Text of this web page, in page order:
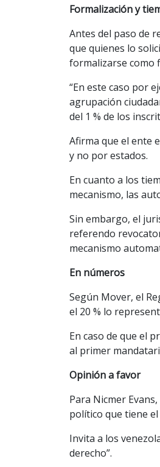
Formalización y
Antes del paso de
que quienes lo
formalizarse como
“En este caso por
agrupación
del 1 % de los
Afirma que el ente
y no por estados.
En cuanto a los
mecanismo, las
Sin embargo, el
referendo
mecanismo
En números
Según Mover, el
el 20 % lo
En caso de que el
al primer
Opinión a favor
Para Nicmer
político que tiene
Invita a los
derecho”.